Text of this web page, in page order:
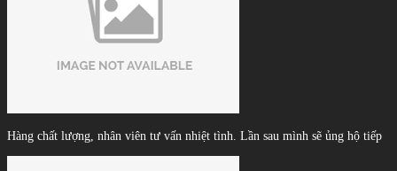
Hàng chất lượng, nhân viên tư vấn nhiệt tình. Lần sau mình sẽ ủng hộ tiếp